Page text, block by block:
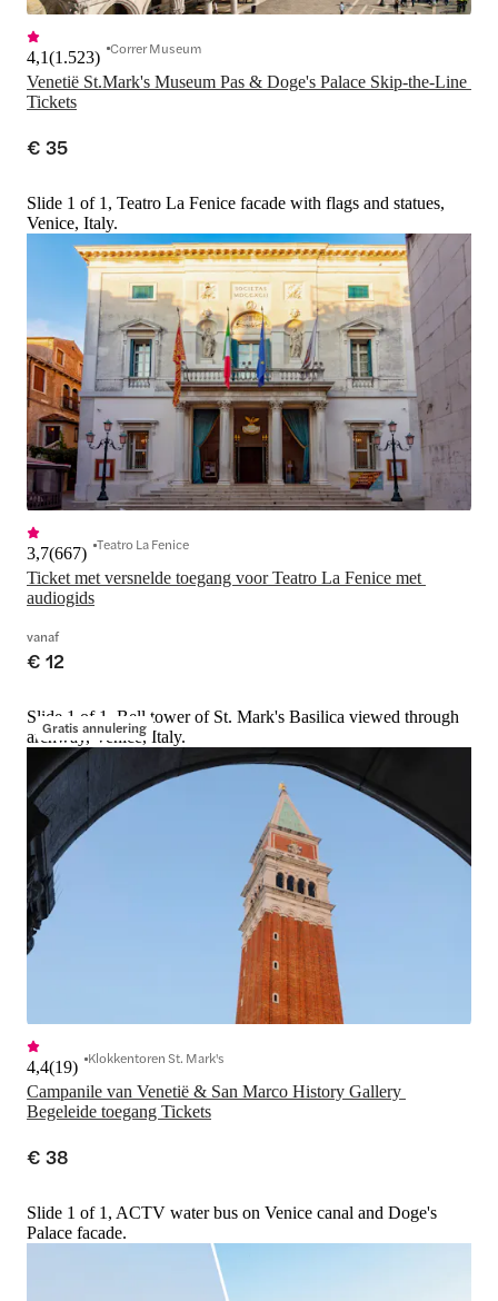
Venetië St.Mark's Museum Pas & Doge's Palace Skip-the-Line
Tickets
4,1(1.523) Correr Museum
€ 35
Slide 1 of 1, Teatro La Fenice facade with flags and statues,
Venice, Italy.
Ticket met versnelde toegang voor Teatro La Fenice met
audiogids
3,7(667) Teatro La Fenice
vanaf
€ 12
Gratis annulering
Slide 1 of 1, Bell tower of St. Mark's Basilica viewed through
archway, Venice, Italy.
Campanile van Venetië & San Marco History Gallery
Begeleide toegang Tickets
4,4(19) Klokkentoren St. Mark's
€ 38
Slide 1 of 1, ACTV water bus on Venice canal and Doge's
Palace facade.